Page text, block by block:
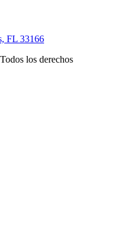
FL 33166
los derechos